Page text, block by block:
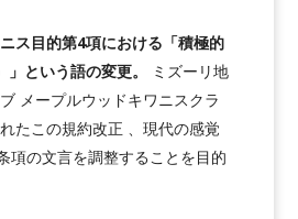
ス目的第4項における「積極的
という語の変更。
ミズーリ地
メープルウッドキワニスクラ
たこの規約改正 、現代の感覚
項の文言を調整することを目的